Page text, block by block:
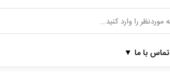
تماس با ما